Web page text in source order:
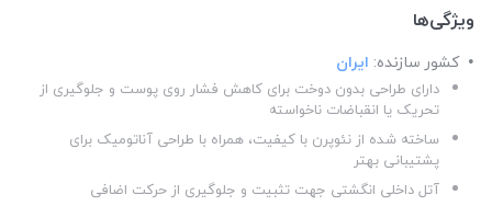
ویژگی‌ها
کشور سازنده: ایران
دارای طراحی بدون دوخت برای کاهش فشار روی پوست و جلوگیری از
تحریک یا انقباضات ناخواسته
ساخته شده از نئوپرن با کیفیت، همراه با طراحی آناتومیک برای
پشتیبانی بهتر
آتل داخلی انگشتی جهت تثبیت و جلوگیری از حرکت اضافی